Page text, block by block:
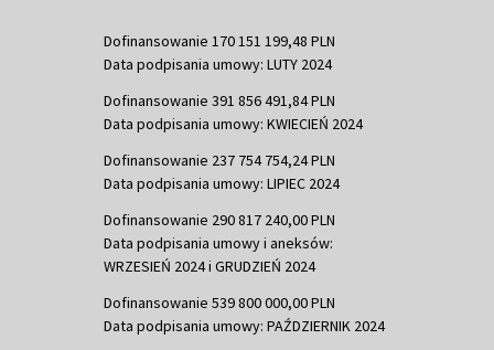
Dofinansowanie 170 151 199,48 PLN
Data podpisania umowy: LUTY 2024
Dofinansowanie 391 856 491,84 PLN
Data podpisania umowy: KWIECIEŃ 2024
Dofinansowanie 237 754 754,24 PLN
Data podpisania umowy: LIPIEC 2024
Dofinansowanie 290 817 240,00 PLN
Data podpisania umowy i aneksów:
WRZESIEŃ 2024 i GRUDZIEŃ 2024
Dofinansowanie 539 800 000,00 PLN
Data podpisania umowy: PAŹDZIERNIK 2024